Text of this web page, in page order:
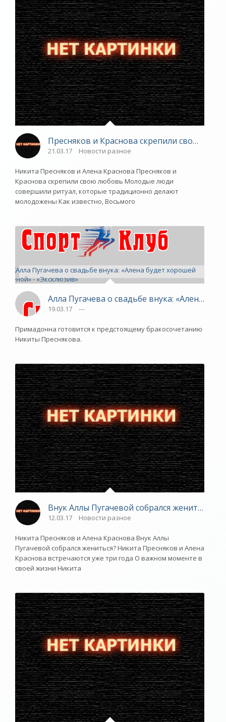
Пресняков и Краснова скрепили свою
21.03.17 Новости разное
Никита Пресняков и Алена Краснова Пресняков и
Краснова скрепили свою любовь Молодые люди
совершили ритуал, которые традиционно делают
молодожены Как известно, Восьмого
Алла Пугачева о свадьбе внука: «Алена
19.03.17 ---
Примадонна готовится к предстоящему бракосочетанию
Никиты Преснякова.
Внук Аллы Пугачевой собрался жениться? -
12.03.17 Новости разное
Никита Пресняков и Алена Краснова Внук Аллы
Пугачевой собрался жениться? Никита Пресняков и Алена
Краснова встречаются уже три года О важном моменте в
своей жизни Никита